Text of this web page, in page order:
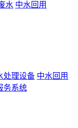
水 中水回用
处理设备 中水回用
务系统